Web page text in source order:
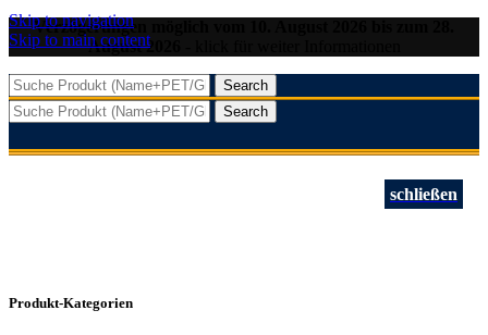
Skip to navigation
Skip to main content
Verzögerungen möglich vom 10. August 2026 bis zum 28.
August 2026
Search
Search
schließen
Produkt-Kategorien